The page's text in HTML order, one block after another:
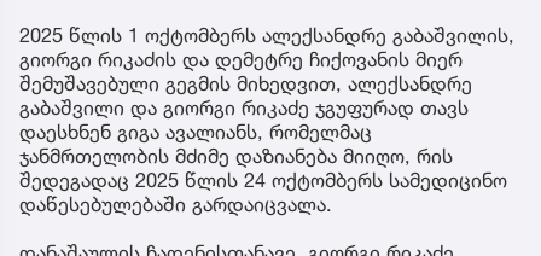
2025 წლის 1 ოქტომბერს ალექსანდრე გაბაშვილის,
გიორგი რიკაძის და დემეტრე ჩიქოვანის მიერ
შემუშავებული გეგმის მიხედვით, ალექსანდრე
გაბაშვილი და გიორგი რიკაძე ჯგუფურად თავს
დაესხნენ გიგა ავალიანს, რომელმაც
ჯანმრთელობის მძიმე დაზიანება მიიღო, რის
შედეგადაც 2025 წლის 24 ოქტომბერს სამედიცინო
დაწესებულებაში გარდაიცვალა.